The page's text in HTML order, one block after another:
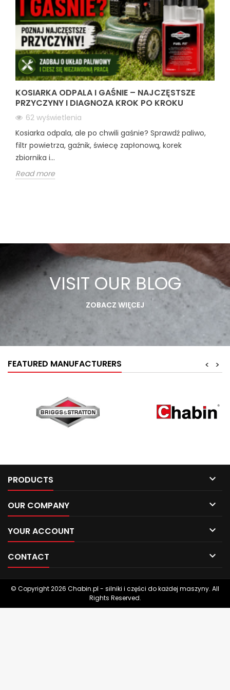
KOSIARKA ODPALA I GAŚNIE – NAJCZĘSTSZE
PRZYCZYNY I DIAGNOZA KROK PO KROKU
62 wyświetlenia
Kosiarka odpala, ale po chwili gaśnie? Sprawdź paliwo,
filtr powietrza, gaźnik, świecę zapłonową, korek
zbiornika i...
Read more
VISIT OUR BLOG
ZOBACZ WIĘCEJ
FEATURED MANUFACTURERS >
<
PRODUCTS 
OUR COMPANY 
YOUR ACCOUNT 
CONTACT 
© Copyright 2026 Chabin.pl - silniki i części do każdej maszyny. All
Rights Reserved.